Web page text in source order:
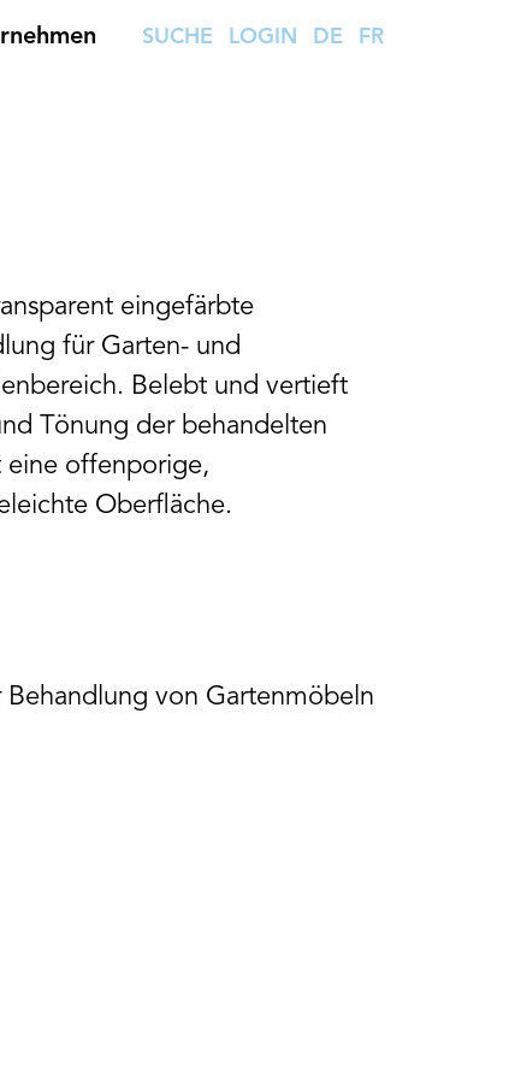
SUCHE LOGIN DE FR
eingefärbte
für Garten- und
Belebt und vertieft
Tönung der behandelten
eine offenporige,
Oberfläche.
von Gartenmöbeln